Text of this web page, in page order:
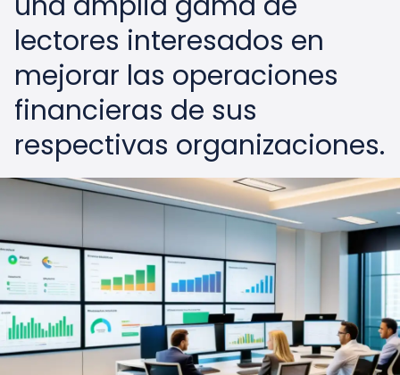
lectores interesados en
mejorar las operaciones
financieras de sus
respectivas organizaciones.